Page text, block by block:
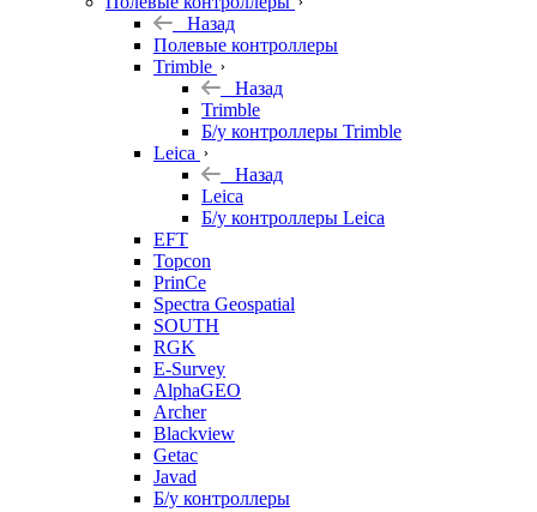
Назад
Полевые контроллеры
Trimble
Назад
Trimble
Б/у контроллеры Trimble
Leica
Назад
Leica
Б/у контроллеры Leica
EFT
Topcon
PrinCe
Spectra Geospatial
SOUTH
RGK
E-Survey
AlphaGEO
Archer
Blackview
Getac
Javad
Б/у контроллеры